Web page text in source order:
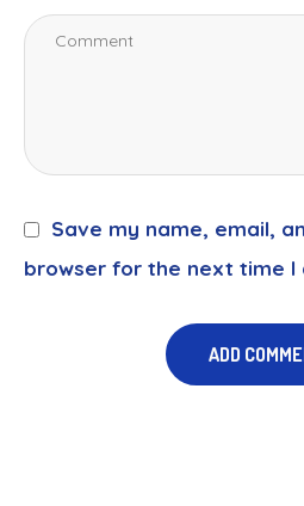
Save my name, email,
browser for the next time I